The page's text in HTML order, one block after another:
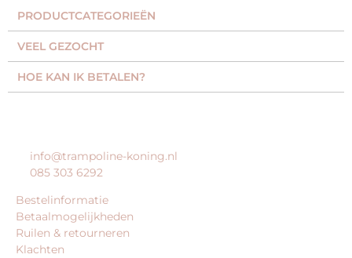
PRODUCTCATEGORIEËN​
VEEL GEZOCHT​
HOE KAN IK BETALEN?
info@trampoline-koning.nl
085 303 6292
Bestelinformatie
Betaalmogelijkheden
Ruilen & retourneren
Klachten